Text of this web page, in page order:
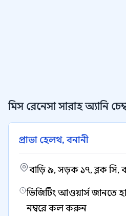
মিস রেনেসা সারাহ অ্যানি
প্রাভা হেলথ, বনানী
বাড়ি ৯, সড়ক ১৭, ব্লক সি,
ভিজিটিং আওয়ার্স জানতে
নম্বরে কল করুন